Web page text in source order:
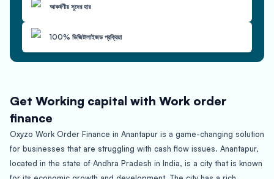
আকর্ষণীয় সুদের হার
100% ডিজিটালাইজড প্রক্রিয়া
Get Working capital with Work order
finance
Oxyzo Work Order Finance in Anantapur is a game-changing solution
for businesses that are struggling with cash flow issues. Anantapur,
located in the state of Andhra Pradesh in India, is a city that is known